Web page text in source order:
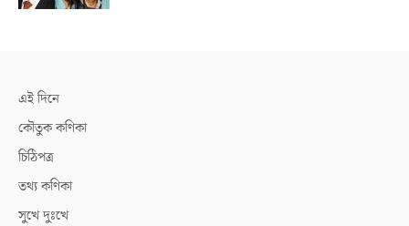
এই দিনে
কৌতুক কণিকা
চিঠিপত্র
তথ্য কণিকা
সুখে দুঃখে